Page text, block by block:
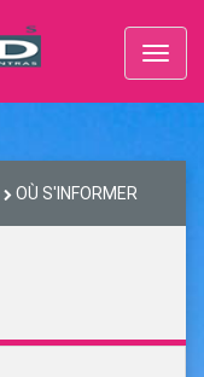
OÙ S'INFORMER